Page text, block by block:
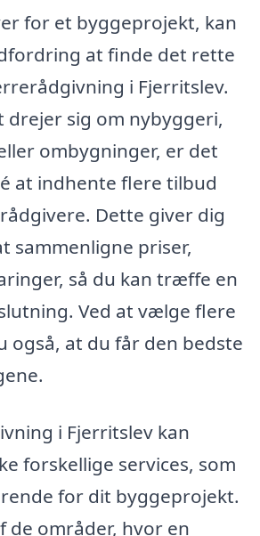
for et byggeprojekt, kan
at finde det rette
i Fjerritslev.
drejer sig om nybyggeri,
ombygninger, er det
at indhente flere tilbud
Dette giver dig
sammenligne priser,
så du kan træffe en
Ved at vælge flere
også, at du får den bedste
i Fjerritslev kan
forskellige services, som
for dit byggeprojekt.
de områder, hvor en